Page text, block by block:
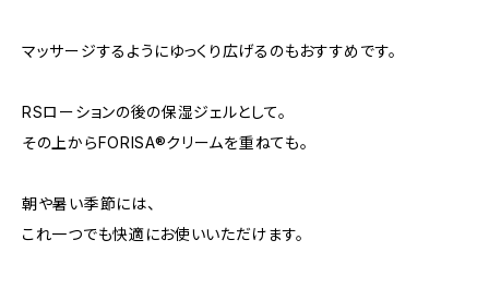
マッサージするようにゆっくり広げるのもおすすめです。
RSローションの後の保湿ジェルとして。
その上からFORISA®︎クリームを重ねても。
朝や暑い季節には、
これ一つでも快適にお使いいただけます。